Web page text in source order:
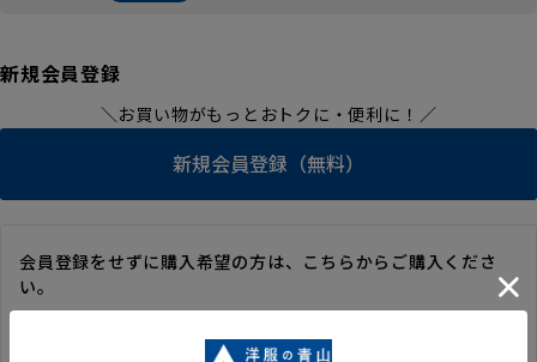
新規会員登録
＼お買い物がもっとおトクに・便利に！／
新規会員登録（無料）
会員登録をせずに購入希望の方は、こちらからご購入くださ
い。
毎回のご注文時に入力いただく必要があります。